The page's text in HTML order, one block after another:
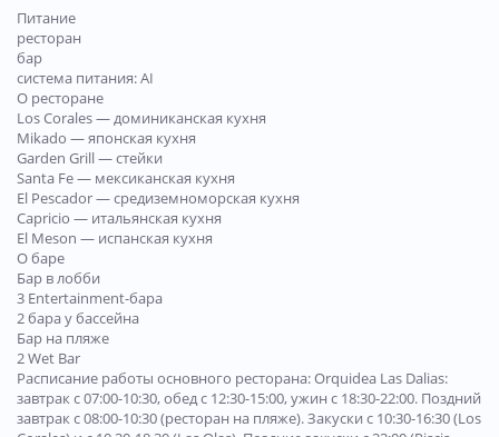
Питание
ресторан
бар
система питания: AI
О ресторане
Los Corales — доминиканская кухня
Mikado — японская кухня
Garden Grill — стейки
Santa Fe — мексиканская кухня
El Pescador — средиземноморская кухня
Capricio — итальянская кухня
El Meson — испанская кухня
О баре
Бар в лобби
3 Entertainment-бара
2 бара у бассейна
Бар на пляже
2 Wet Bar
Расписание работы основного ресторана: Orquidea Las Dalias:
завтрак с 07:00-10:30, обед с 12:30-15:00, ужин с 18:30-22:00. Поздний
завтрак с 08:00-10:30 (ресторан на пляже). Закуски с 10:30-16:30 (Los